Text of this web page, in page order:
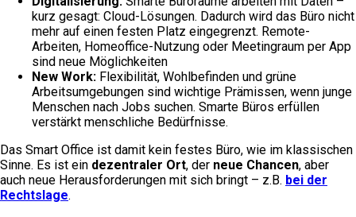
kurz gesagt: Cloud-Lösungen. Dadurch wird das Büro nicht
mehr auf einen festen Platz eingegrenzt. Remote-
Arbeiten, Homeoffice-Nutzung oder Meetingraum per App
sind neue Möglichkeiten
New Work: Flexibilität, Wohlbefinden und grüne
Arbeitsumgebungen sind wichtige Prämissen, wenn junge
Menschen nach Jobs suchen. Smarte Büros erfüllen
verstärkt menschliche Bedürfnisse.
Das Smart Office ist damit kein festes Büro, wie im klassischen
Sinne. Es ist ein dezentraler Ort, der neue Chancen, aber
auch neue Herausforderungen mit sich bringt – z.B. bei der
Rechtslage.